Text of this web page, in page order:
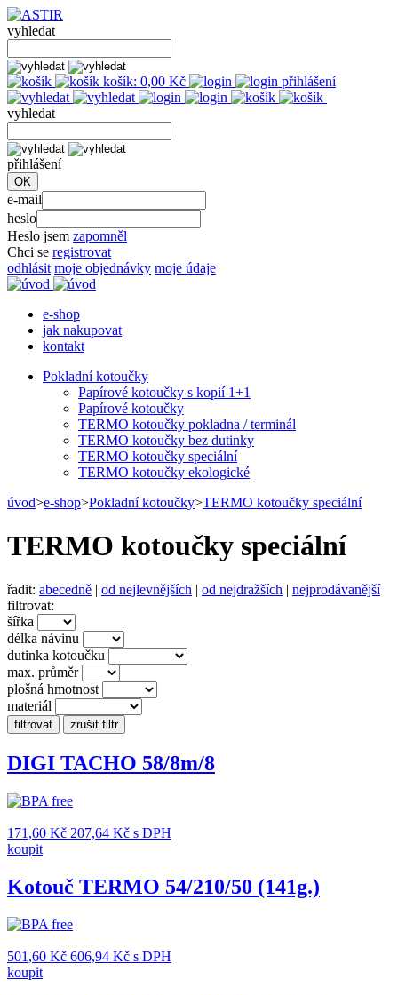
vyhledat
košík: 0,00 Kč přihlášení
vyhledat
přihlášení
e-mail
heslo
Heslo jsem zapomněl
Chci se registrovat
odhlásit moje objednávky moje údaje
e-shop
jak nakupovat
kontakt
Pokladní kotoučky
Papírové kotoučky s kopií 1+1
Papírové kotoučky
TERMO kotoučky pokladna / terminál
TERMO kotoučky bez dutinky
TERMO kotoučky speciální
TERMO kotoučky ekologické
úvod>e-shop>Pokladní kotoučky>TERMO kotoučky speciální
TERMO kotoučky speciální
řadit: abecedně | od nejlevnějších | od nejdražších | nejprodávanější
filtrovat:
šířka
délka návinu
dutinka kotoučku
max. průměr
plošná hmotnost
materiál
DIGI TACHO 58/8m/8
171,60 Kč 207,64 Kč s DPH
koupit
Kotouč TERMO 54/210/50 (141g.)
501,60 Kč 606,94 Kč s DPH
koupit